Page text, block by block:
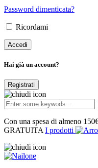
Password dimenticata?
Ricordami
Hai già un account?
Registrati
Con una spesa di almeno
GRATUITA I prodotti